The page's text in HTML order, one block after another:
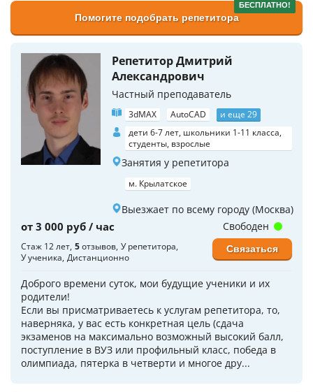
БЕСПЛАТНО!
Помогите подобрать репетитора
Репетитор Дмитрий
Александрович
Частный преподаватель
3dMAX AutoCAD
и еще 29
дети 6-7 лет, школьники 1-11 класса,
студенты, взрослые
Занятия у репетитора
м. Крылатское
Выезжает по всему городу (Москва)
от 3 000 руб / час
Стаж 12 лет 5отзывов У репетитора
У ученика Дистанционно
Доброго времени суток, мои будущие ученики и их
родители!
Если вы присматриваетесь к услугам репетитора, то,
наверняка, у вас есть конкретная цель (сдача
экзаменов на максимально возможный высокий балл,
поступление в ВУЗ или профильный класс, победа в
олимпиада, пятерка в четверти и многое дру...
Свободен
Связаться